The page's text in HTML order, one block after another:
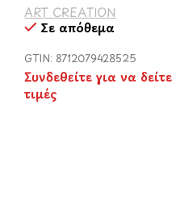
ART CREATION
Σε απόθεμα
GTIN: 8712079428525
Συνδεθείτε για να δείτε
τιμές